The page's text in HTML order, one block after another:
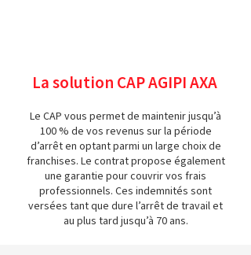
La solution CAP AGIPI AXA
Le CAP vous permet de maintenir jusqu’à
100 % de vos revenus sur la période
d’arrêt en optant parmi un large choix de
franchises. Le contrat propose également
une garantie pour couvrir vos frais
professionnels. Ces indemnités sont
versées tant que dure l’arrêt de travail et
au plus tard jusqu’à 70 ans.